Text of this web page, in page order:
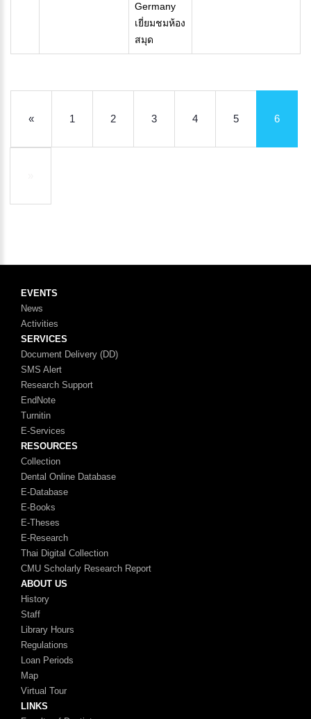
Germany
เยี่ยมชมห้อง
สมุด
« 1 2 3 4 5 6
EVENTS
News
Activities
SERVICES
Document Delivery (DD)
SMS Alert
Research Support
EndNote
Turnitin
E-Services
RESOURCES
Collection
Dental Online Database
E-Database
E-Books
E-Theses
E-Research
Thai Digital Collection
CMU Scholarly Research Report
ABOUT US
History
Staff
Library Hours
Regulations
Loan Periods
Map
Virtual Tour
LINKS